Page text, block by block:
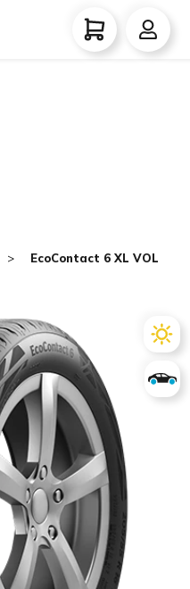
EcoContact 6 XL VOL EVc